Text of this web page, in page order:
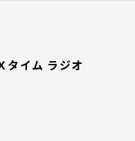
タイム ラジオ